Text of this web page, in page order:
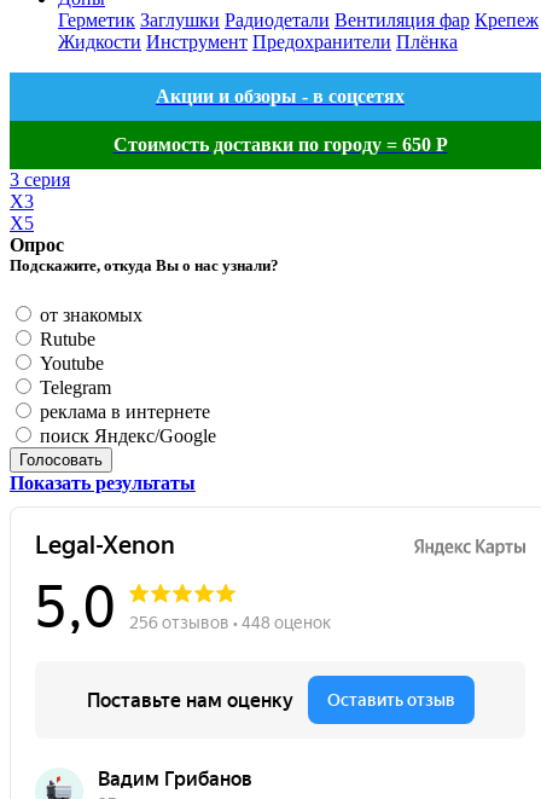
Герметик Заглушки Радиодетали Вентиляция фар Крепеж
Жидкости Инструмент Предохранители Плёнка
Акции и обзоры - в соцсетях
Стоимость доставки по городу = 650 Р
3 серия
X3
X5
Опрос
Подскажите, откуда Вы о нас узнали?
от знакомых
Rutube
Youtube
Telegram
реклама в интернете
поиск Яндекс/Google
Голосовать
Показать результаты